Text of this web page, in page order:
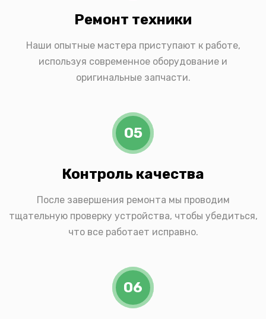
Ремонт техники
Наши опытные мастера приступают к работе,
используя современное оборудование и
оригинальные запчасти.
05
Контроль качества
После завершения ремонта мы проводим
тщательную проверку устройства, чтобы убедиться,
что все работает исправно.
06